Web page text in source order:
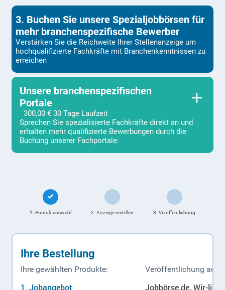
3. Buchen Sie unsere Spezialjobbörsen für
mehr branchenspezifische Bewerber
Verstärken Sie die Reichweite Ihrer Stellenanzeige um
hochqualifizierte Fachkräfte mit Branchenkenntnissen zu
erreichen
Unsere branchenspezifischen
Portale
300,00 € 30 Tage Laufzeit
Sprechen Sie spezialisierte Fachkräfte direkt an und
erhalten mehr qualifizierte Bewerbungen durch die
Buchung unserer Fachportale:
1. Produkt­auswahl 2. Anzeige erstellen 3. Veröffent­lichung
Ihre Bestellung
Ihre gewählten Produkte: Veröffentlichung auf:
Jobangebot Jobbörse.de, Wir-